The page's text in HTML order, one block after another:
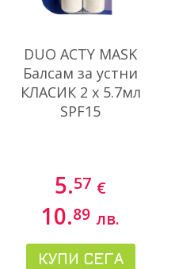
DUO ACTY MASK
Балсам за устни
КЛАСИК 2 x 5.7мл
SPF15
5.57 €
10.89 лв.
КУПИ СЕГА